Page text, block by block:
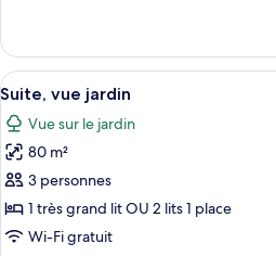
le
type
de
Suite,
balcon
Afficher
toutes
les
photos
pour
ce
type
6
Suite, vue jardin
Vue sur le jardin
80 m²
3 personnes
1 très grand lit OU 2 lits 1 place
Wi-Fi gratuit